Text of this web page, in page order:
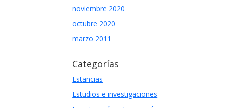
noviembre 2020
octubre 2020
marzo 2011
Categorías
Estancias
Estudios e investigaciones